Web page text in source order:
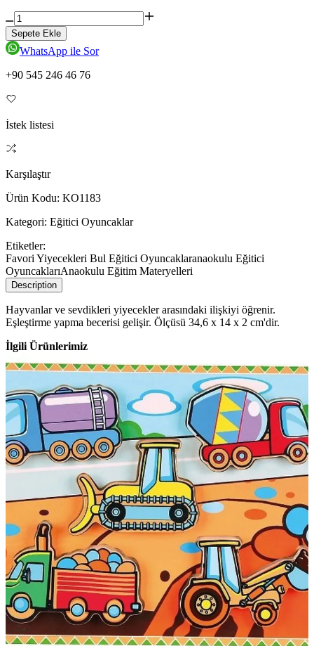
Sepete Ekle
WhatsApp ile Sor
+90 545 246 46 76
İstek listesi
Karşılaştır
Ürün Kodu: KO1183
Kategori: Eğitici Oyuncaklar
Etiketler:
Favori Yiyecekleri Bul Eğitici Oyuncaklaranaokulu Eğitici
OyuncaklarıAnaokulu Eğitim Materyelleri
Description
Hayvanlar ve sevdikleri yiyecekler arasındaki ilişkiyi öğrenir.
Eşleştirme yapma becerisi gelişir. Ölçüsü 34,6 x 14 x 2 cm'dir.
İlgili Ürünlerimiz